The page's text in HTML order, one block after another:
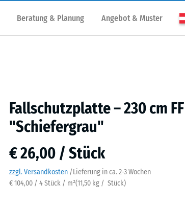
Beratung & Planung Angebot & Muster
Fallschutzplatte – 230 cm FF
"Schiefergrau"
€ 26,00 / Stück
zzgl. Versandkosten /Lieferung in ca. 2-3 Wochen
€ 104,00 / 4 Stück / m²(11,50 kg / Stück)